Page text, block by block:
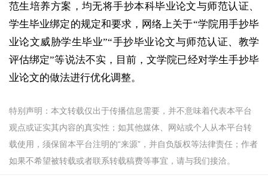
范生培养方案，均无将手抄本科毕业论文与师范认证、
学生毕业绑定的规定和要求，网络上关于“学院用手抄毕
业论文威胁学生毕业”“手抄毕业论文与师范认证、教学
评估绑定”等说法不实，目前，文学院已经对学生手抄毕
业论文的做法进行优化调整。
特别声明：本文转载仅出于传播信息需要，并不意味着代表本平台
观点或证实其内容的真实性；如其他媒体、网站或个人从本平台转
载使用，须保留本平台注明的“来源”，并自负版权等法律责任；作者
如果不希望被转载或者联系转载稿费等事宜，请与我们接洽。